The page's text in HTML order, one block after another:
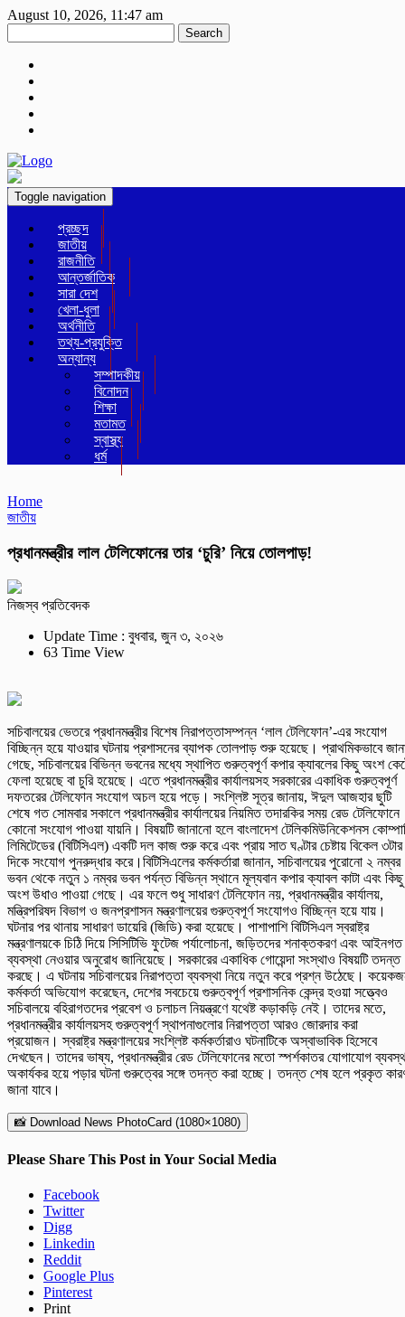
August 10, 2026, 11:47 am
Search
Toggle navigation
প্রচ্ছদ
জাতীয়
রাজনীতি
আন্তর্জাতিক
সারা দেশ
খেলা-ধুলা
অর্থনীতি
তথ্য-প্রযুক্তি
অন্যান্য
সম্পাদকীয়
বিনোদন
শিক্ষা
মতামত
স্বাস্থ্য
ধর্ম
Home
জাতীয়
প্রধানমন্ত্রীর লাল টেলিফোনের তার ‘চুরি’ নিয়ে তোলপাড়!
নিজস্ব প্রতিবেদক
Update Time : বুধবার, জুন ৩, ২০২৬
63 Time View
সচিবালয়ের ভেতরে প্রধানমন্ত্রীর বিশেষ নিরাপত্তাসম্পন্ন ‘লাল টেলিফোন’-এর সংযোগ
বিচ্ছিন্ন হয়ে যাওয়ার ঘটনায় প্রশাসনের ব্যাপক তোলপাড় শুরু হয়েছে। প্রাথমিকভাবে
গেছে, সচিবালয়ের বিভিন্ন ভবনের মধ্যে স্থাপিত গুরুত্বপূর্ণ কপার ক্যাবলের কিছু অংশ
ফেলা হয়েছে বা চুরি হয়েছে। এতে প্রধানমন্ত্রীর কার্যালয়সহ সরকারের একাধিক গুরুত্বপূর্ণ
দফতরের টেলিফোন সংযোগ অচল হয়ে পড়ে। সংশ্লিষ্ট সূত্র জানায়, ঈদুল আজহার ছুটি
শেষে গত সোমবার সকালে প্রধানমন্ত্রীর কার্যালয়ের নিয়মিত তদারকির সময় রেড টেলিফোনে
কোনো সংযোগ পাওয়া যায়নি। বিষয়টি জানানো হলে বাংলাদেশ টেলিকমিউনিকেশনস
লিমিটেডের (বিটিসিএল) একটি দল কাজ শুরু করে এবং প্রায় সাত ঘণ্টার চেষ্টায় বিকেল ৩টার
দিকে সংযোগ পুনরুদ্ধার করে।বিটিসিএলের কর্মকর্তারা জানান, সচিবালয়ের পুরোনো ২ নম্বর
ভবন থেকে নতুন ১ নম্বর ভবন পর্যন্ত বিভিন্ন স্থানে মূল্যবান কপার ক্যাবল কাটা এবং কিছু
অংশ উধাও পাওয়া গেছে। এর ফলে শুধু সাধারণ টেলিফোন নয়, প্রধানমন্ত্রীর কার্যালয়,
মন্ত্রিপরিষদ বিভাগ ও জনপ্রশাসন মন্ত্রণালয়ের গুরুত্বপূর্ণ সংযোগও বিচ্ছিন্ন হয়ে যায়।
ঘটনার পর থানায় সাধারণ ডায়েরি (জিডি) করা হয়েছে। পাশাপাশি বিটিসিএল স্বরাষ্ট্র
মন্ত্রণালয়কে চিঠি দিয়ে সিসিটিভি ফুটেজ পর্যালোচনা, জড়িতদের শনাক্তকরণ এবং আইনগত
ব্যবস্থা নেওয়ার অনুরোধ জানিয়েছে। সরকারের একাধিক গোয়েন্দা সংস্থাও বিষয়টি তদন্ত
করছে। এ ঘটনায় সচিবালয়ের নিরাপত্তা ব্যবস্থা নিয়ে নতুন করে প্রশ্ন উঠেছে।
কর্মকর্তা অভিযোগ করেছেন, দেশের সবচেয়ে গুরুত্বপূর্ণ প্রশাসনিক কেন্দ্র হওয়া সত্ত্বেও
সচিবালয়ে বহিরাগতদের প্রবেশ ও চলাচল নিয়ন্ত্রণে যথেষ্ট কড়াকড়ি নেই। তাদের মতে,
প্রধানমন্ত্রীর কার্যালয়সহ গুরুত্বপূর্ণ স্থাপনাগুলোর নিরাপত্তা আরও জোরদার করা
প্রয়োজন। স্বরাষ্ট্র মন্ত্রণালয়ের সংশ্লিষ্ট কর্মকর্তারাও ঘটনাটিকে অস্বাভাবিক হিসেবে
দেখছেন। তাদের ভাষ্য, প্রধানমন্ত্রীর রেড টেলিফোনের মতো স্পর্শকাতর যোগাযোগ
অকার্যকর হয়ে পড়ার ঘটনা গুরুত্বের সঙ্গে তদন্ত করা হচ্ছে। তদন্ত শেষ হলে প্রকৃত
জানা যাবে।
📸 Download News PhotoCard (1080×1080)
Please Share This Post in Your Social Media
Facebook
Twitter
Digg
Linkedin
Reddit
Google Plus
Pinterest
Print